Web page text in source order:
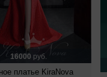
16000 руб.
платье KiraNova